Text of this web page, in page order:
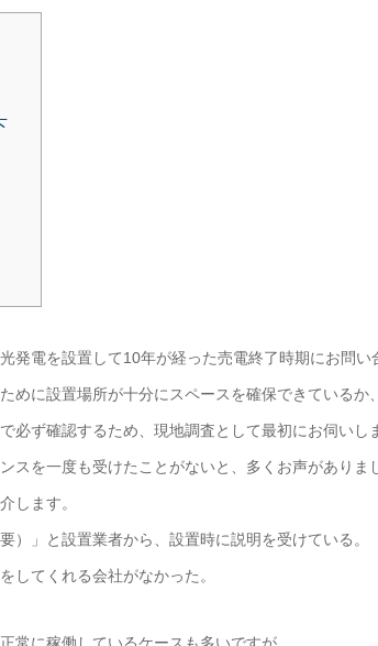
発電を設置して10年が経った売電終了時期にお問い
置場所が十分にスペースを確保できているか、
必ず確認するため、現地調査として最初にお伺いし
スを一度も受けたことがないと、多くお声がありま
します。
）」と設置業者から、設置時に説明を受けている。
してくれる会社がなかった。
常に稼働しているケースも多いですが、